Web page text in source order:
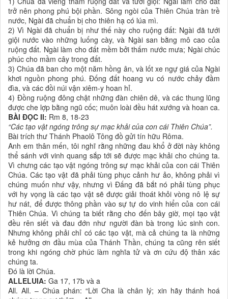
trở nên phong phú bội phần. Sông ngòi của Thiên Chúa tràn trề
nước, Ngài đã chuẩn bị cho thiên hạ có lúa mì.
2) Vì Ngài đã chuẩn bị như thế này cho ruộng đất: Ngài đã tưới
giội nước vào những luống cày, và Ngài san bằng mô cao của
ruộng đất. Ngài làm cho đất mềm bởi thấm nước mưa; Ngài chúc
phúc cho mầm cây trong đất.
3) Chúa đã ban cho một năm hồng ân, và lốt xe ngự giá của Ngài
khơi nguồn phong phú. Đống đất hoang vu có nước chảy đầm
đìa, và các đồi núi vận xiêm-y hoan hỉ.
4) Đồng ruộng đông chật những đàn chiên dê, và các thung lũng
được che lợp bằng ngũ cốc; muôn loài đều hát xướng và hoan ca.
BÀI ĐỌC II: Rm 8, 18-23
“Các tạo vật ngóng trông sự mạc khải của con cái Thiên Chúa”.
Bài trích thư Thánh Phaolô Tông đồ gửi tín hữu Rôma.
Anh em thân mến, tôi nghĩ rằng những đau khổ ở đời này không
thể sánh với vinh quang sắp tới sẽ được mạc khải cho chúng ta.
Vì chưng các tạo vật ngóng trông sự mạc khải của con cái Thiên
Chúa. Các tạo vật đã phải tùng phục cảnh hư ảo, không phải vì
chúng muốn như vậy, nhưng vì Đấng đã bắt nó phải tùng phục
với hy vọng là các tạo vật sẽ được giải thoát khỏi vòng nô lệ sự
hư nát, để được thông phần vào sự tự do vinh hiển của con cái
Thiên Chúa. Vì chúng ta biết rằng cho đến bây giờ, mọi tạo vật
đều rên siết và đau đớn như người đàn bà trong lúc sinh con.
Nhưng không phải chỉ có các tạo vật, mà cả chúng ta là những
kẻ hưởng ơn đầu mùa của Thánh Thần, chúng ta cũng rên siết
trong khi ngóng chờ phúc làm nghĩa tử và ơn cứu độ thân xác
chúng ta.
Đó là lời Chúa.
ALLELUIA: Ga 17, 17b và a
All. All. – Chúa phán: “Lời Cha là chân lý; xin hãy thánh hoá